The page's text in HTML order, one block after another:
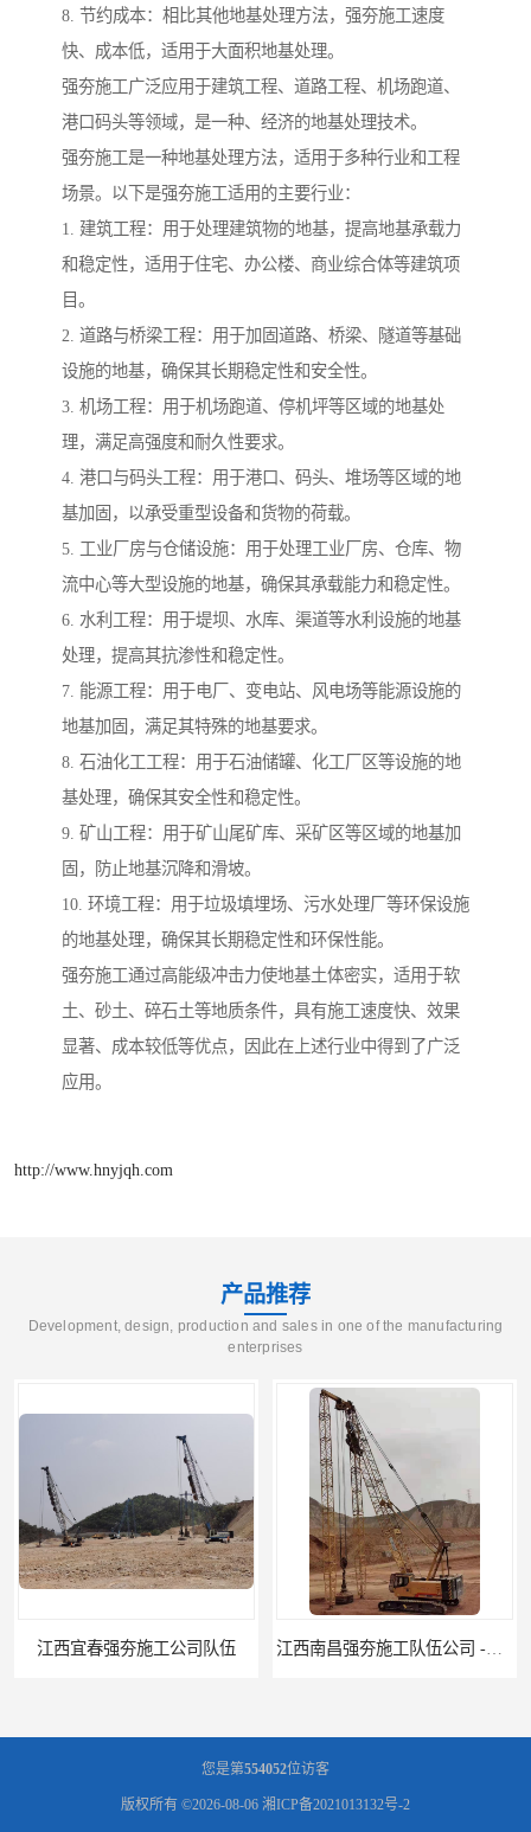
8. 节约成本：相比其他地基处理方法，强夯施工速度
快、成本低，适用于大面积地基处理。
强夯施工广泛应用于建筑工程、道路工程、机场跑道、
港口码头等领域，是一种、经济的地基处理技术。
强夯施工是一种地基处理方法，适用于多种行业和工程
场景。以下是强夯施工适用的主要行业：
1. 建筑工程：用于处理建筑物的地基，提高地基承载力
和稳定性，适用于住宅、办公楼、商业综合体等建筑项
目。
2. 道路与桥梁工程：用于加固道路、桥梁、隧道等基础
设施的地基，确保其长期稳定性和安全性。
3. 机场工程：用于机场跑道、停机坪等区域的地基处
理，满足高强度和耐久性要求。
4. 港口与码头工程：用于港口、码头、堆场等区域的地
基加固，以承受重型设备和货物的荷载。
5. 工业厂房与仓储设施：用于处理工业厂房、仓库、物
流中心等大型设施的地基，确保其承载能力和稳定性。
6. 水利工程：用于堤坝、水库、渠道等水利设施的地基
处理，提高其抗渗性和稳定性。
7. 能源工程：用于电厂、变电站、风电场等能源设施的
地基加固，满足其特殊的地基要求。
8. 石油化工工程：用于石油储罐、化工厂区等设施的地
基处理，确保其安全性和稳定性。
9. 矿山工程：用于矿山尾矿库、采矿区等区域的地基加
固，防止地基沉降和滑坡。
10. 环境工程：用于垃圾填埋场、污水处理厂等环保设施
的地基处理，确保其长期稳定性和环保性能。
强夯施工通过高能级冲击力使地基土体密实，适用于软
土、砂土、碎石土等地质条件，具有施工速度快、效果
显著、成本较低等优点，因此在上述行业中得到了广泛
应用。
http://www.hnyjqh.com
产品推荐
Development, design, production and sales in one of the manufacturing
enterprises
江西南昌强夯施工队伍公司 -湖南业峻强夯基础工程 江西新余强夯施工队伍公司 —业峻强夯基础工程
您是第554052位访客
版权所有 ©2026-08-06 湘ICP备2021013132号-2